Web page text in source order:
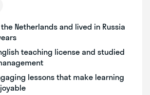
Netherlands and lived in Russia
teaching license and studied
lessons that make learning